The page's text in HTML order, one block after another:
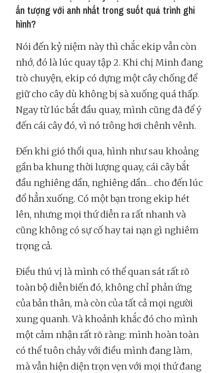
ấn tượng với anh nhất trong suốt quá trình ghi
hình?
Nói đến kỷ niệm này thì chắc ekip vẫn còn
nhớ, đó là lúc quay tập 2. Khi chị Minh đang
trò chuyện, ekip có dựng một cây chống để
giữ cho cây dù không bị sà xuống quá thấp.
Ngay từ lúc bắt đầu quay, mình cũng đã để ý
đến cái cây đó, vì nó trông hơi chênh vênh.
Đến khi gió thổi qua, hình như sau khoảng
gần ba khung thời lượng quay, cái cây bắt
đầu nghiêng dần, nghiêng dần… cho đến lúc
đổ hẳn xuống. Có một bạn trong ekip hét
lên, nhưng mọi thứ diễn ra rất nhanh và
cũng không có sự cố hay tai nạn gì nghiêm
trọng cả.
Điều thú vị là mình có thể quan sát rất rõ
toàn bộ diễn biến đó, không chỉ phản ứng
của bản thân, mà còn của tất cả mọi người
xung quanh. Và khoảnh khắc đó cho mình
một cảm nhận rất rõ ràng: mình hoàn toàn
có thể tuôn chảy với điều mình đang làm,
mà vẫn hiện diện trọn vẹn với mọi thứ đang